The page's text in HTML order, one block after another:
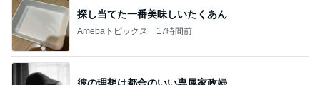
探し当てた一番美味しいたくあん
Amebaトピックス 17時間前
彼の理想は都合のいい専属家政婦